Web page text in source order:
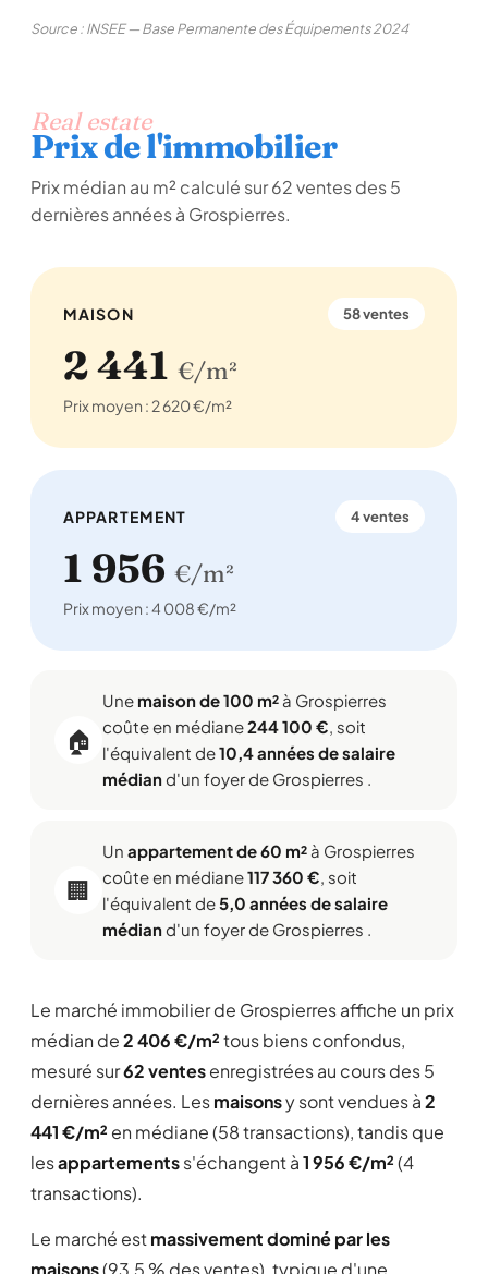
Source : INSEE — Base Permanente des Équipements 2024
Real estate
Prix de l'immobilier
Prix médian au m² calculé sur 62 ventes des 5
dernières années à Grospierres.
MAISON 58 ventes
2 441 €/m²
Prix moyen : 2 620 €/m²
APPARTEMENT 4 ventes
1 956 €/m²
Prix moyen : 4 008 €/m²
🏠
Une maison de 100 m² à Grospierres
coûte en médiane244 100 €, soit
l'équivalent de10,4 années de salaire
médiand'un foyer de Grospierres .
🏢
Un appartement de 60 m² à Grospierres
coûte en médiane117 360 €, soit
l'équivalent de5,0 années de salaire
médiand'un foyer de Grospierres .
Le marché immobilier de Grospierres affiche un prix
médian de2 406 €/m²tous biens confondus,
mesuré sur62 ventesenregistrées au cours des 5
dernières années. Lesmaisonsy sont vendues à2
441 €/m² en médiane (58 transactions), tandis que
lesappartementss'échangent à1 956 €/m²(4
transactions).
Le marché estmassivement dominé par les
maisons(93,5 % des ventes), typique d'une